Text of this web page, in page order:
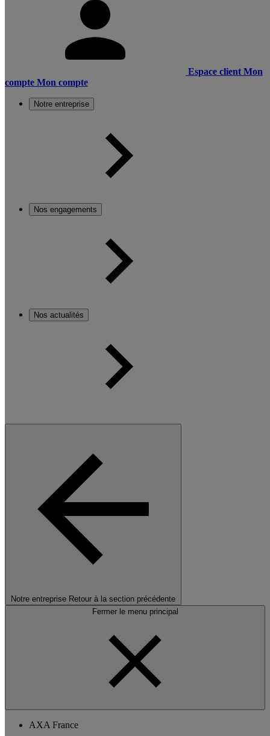
Espace client Mon
compte Mon compte
Notre entreprise
Nos engagements
Nos actualités
Notre entreprise Retour à la section précédente
Fermer le menu principal
AXA France